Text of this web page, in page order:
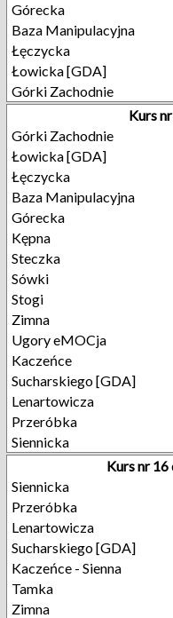
Górecka
Baza Manipulacyjna
Łęczycka
Łowicka [GDA]
Górki Zachodnie
Kurs
Górki Zachodnie
Łowicka [GDA]
Łęczycka
Baza Manipulacyjna
Górecka
Kępna
Steczka
Sówki
Stogi
Zimna
Ugory eMOCja
Kaczeńce
Sucharskiego [GDA]
Lenartowicza
Przeróbka
Siennicka
Kurs nr
Siennicka
Przeróbka
Lenartowicza
Sucharskiego [GDA]
Kaczeńce - Sienna
Tamka
Zimna